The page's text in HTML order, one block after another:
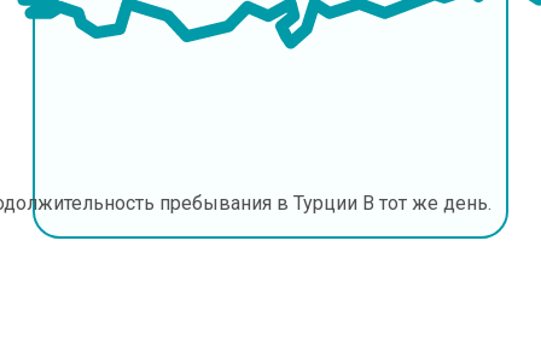
пребывания в Турции В тот же день.